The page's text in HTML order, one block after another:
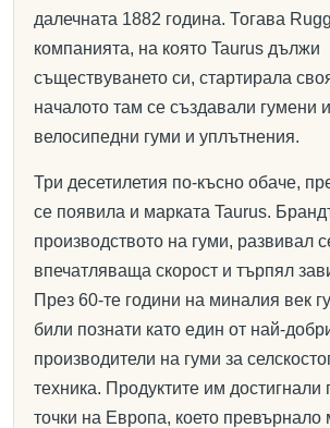
далечната 1882 година. Тогава
компанията, на която Taurus дължи
съществуването си, стартирала
началото там се създавали гумени
велосипедни гуми и уплътнения.
Три десетилетия по-късно обаче,
се появила и марката Taurus.
производството на гуми, развивал
впечатляваща скорост и търпял
През 60-те години на миналия век
били познати като един от най-
производители на гуми за
техника. Продуктите им достигнали
точки на Европа, което превърнало